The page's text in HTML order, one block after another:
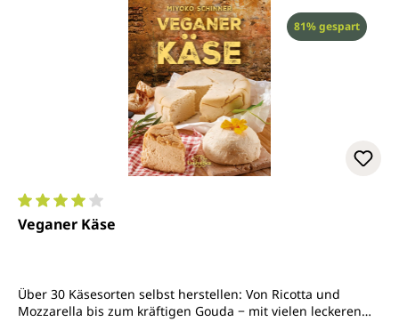
Rabatt
81% gespart
Durchschnittliche Bewertung von 4.1 von 5 Sternen
Veganer Käse
Über 30 Käsesorten selbst herstellen: Von Ricotta und
Mozzarella bis zum kräftigen Gouda − mit vielen leckeren